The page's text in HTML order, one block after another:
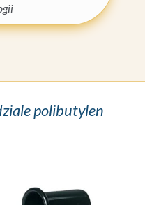
polibutylen